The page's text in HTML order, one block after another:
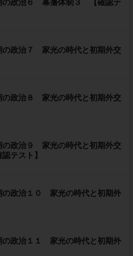
の政治６ 幕藩体制３ 【確認テ
の政治７ 家光の時代と初期外交
の政治８ 家光の時代と初期外交
の政治９ 家光の時代と初期外交
テスト】
の政治１０ 家光の時代と初期外
の政治１１ 家光の時代と初期外